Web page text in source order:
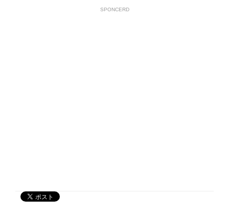
SPONCERD